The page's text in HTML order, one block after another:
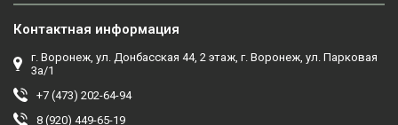
Контактная информация
г. Воронеж, ул. Донбасская 44, 2 этаж, г. Воронеж, ул. Парковая
3а/1
+7 (473) 202-64-94
8 (920) 449-65-19